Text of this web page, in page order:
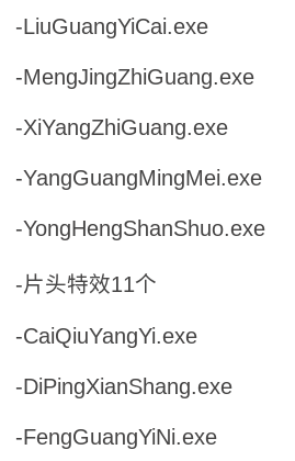
-LiuGuangYiCai.exe
-MengJingZhiGuang.exe
-XiYangZhiGuang.exe
-YangGuangMingMei.exe
-YongHengShanShuo.exe
-片头特效11个
-CaiQiuYangYi.exe
-DiPingXianShang.exe
-FengGuangYiNi.exe